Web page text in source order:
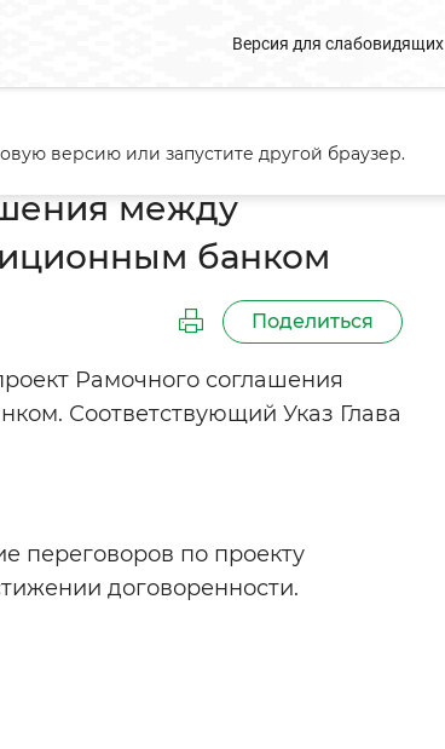
Версия для слабовидящих
и Европейским инвестиционным банком
между
банком
Поделиться
Рамочного соглашения
Соответствующий Указ Глава
переговоров по проекту
договоренности.
версию или запустите другой браузер.